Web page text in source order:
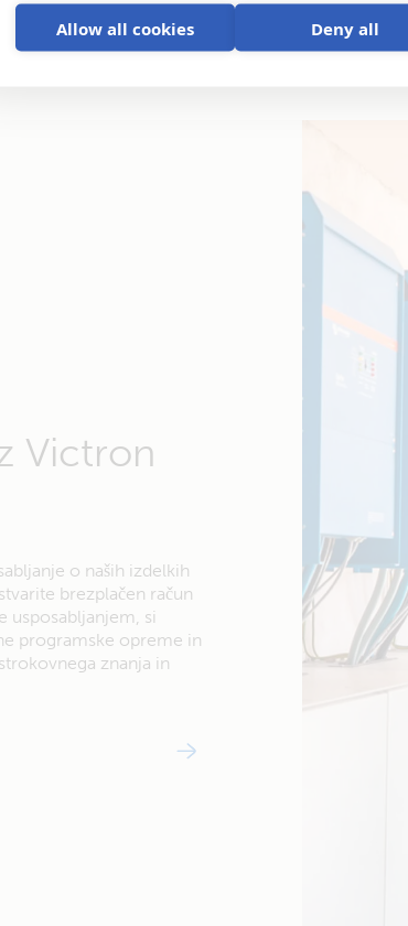
Allow all cookies Deny all
Victron
o naših izdelkih
brezplačen račun
usposabljanjem, si
programske opreme in
znanja in